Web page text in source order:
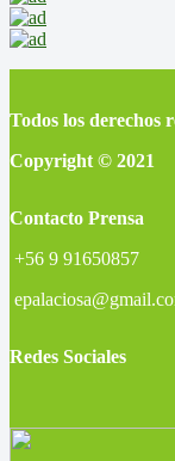
Todos los derechos
Copyright © 2021
Contacto Prensa
+56 9 91650857
Redes Sociales